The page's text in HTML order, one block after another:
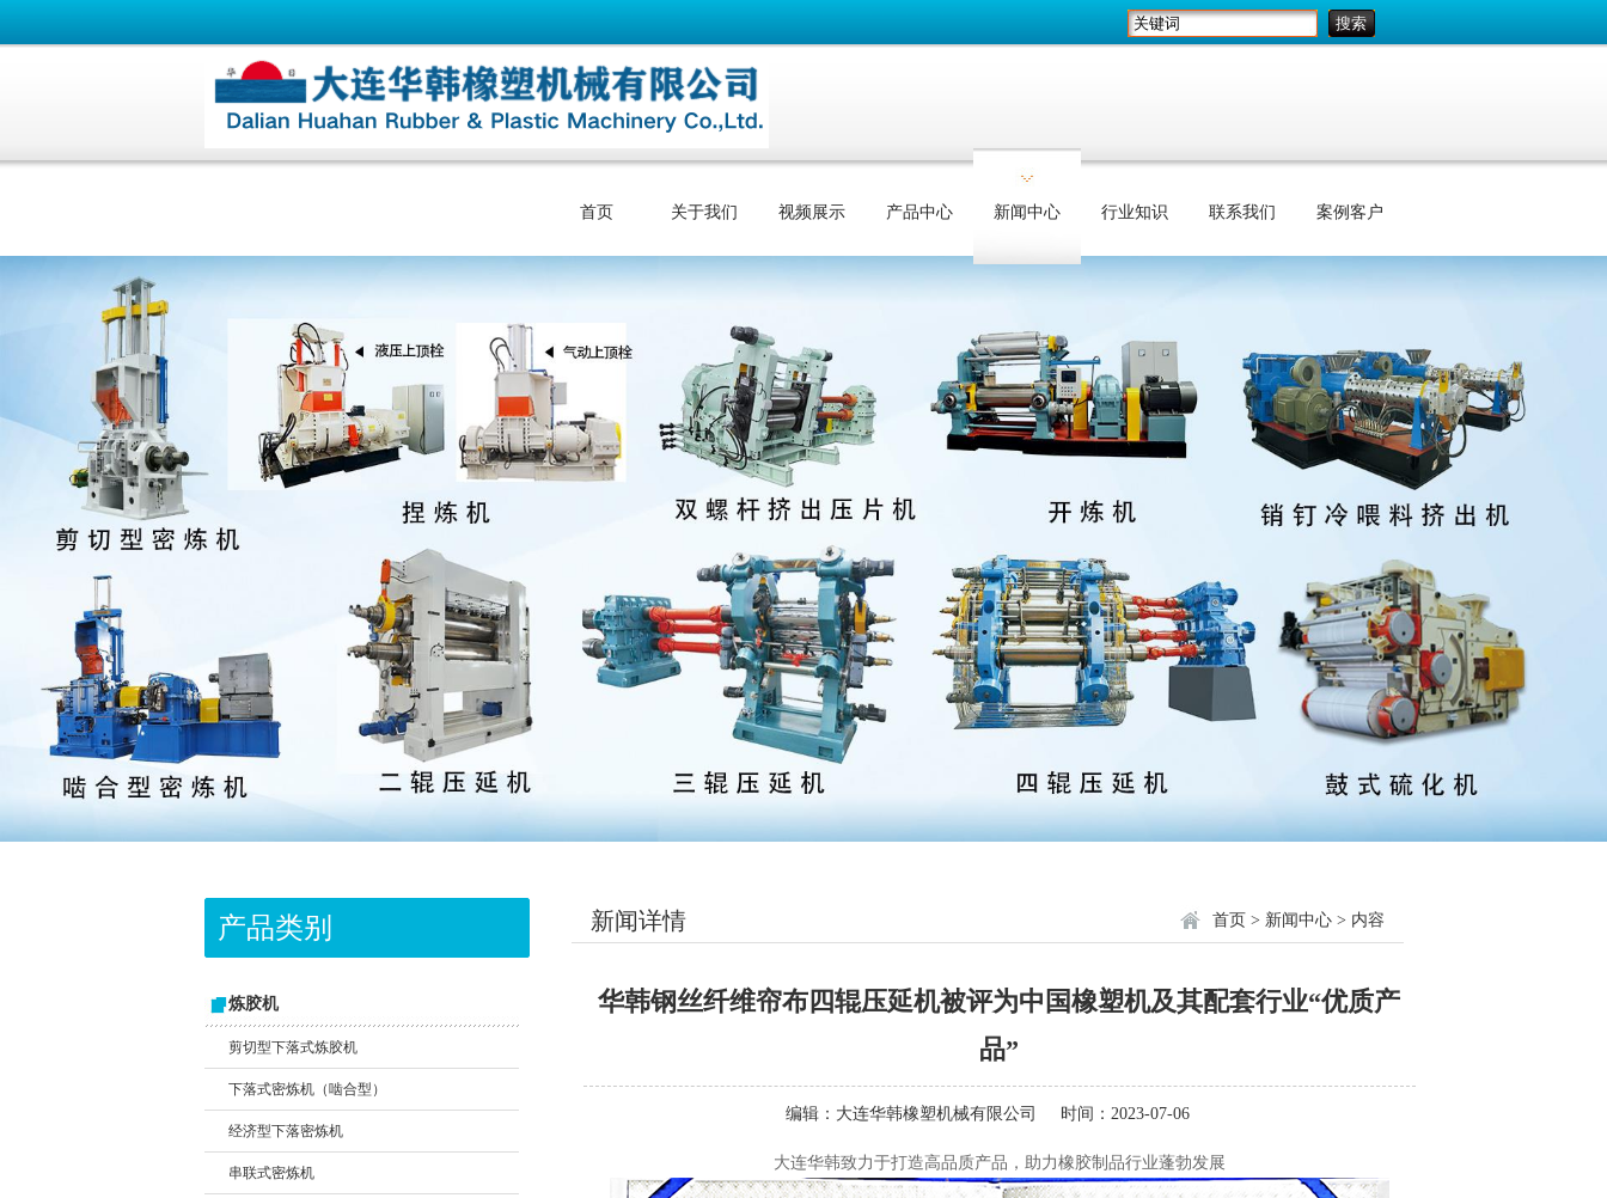
首页 关于我们 视频展示 产品中心 新闻中心 行业知识 联系我们 案例客户
产品类别
炼胶机
剪切型下落式炼胶机
下落式密炼机（啮合型）
经济型下落密炼机
串联式密炼机
新闻详情 首页 > 新闻中心> 内容
华韩钢丝纤维帘布四辊压延机被评为中国橡塑机及其配套行业“优质产
品”
编辑： 大连华韩橡塑机械有限公司 时间：2023-07-06
大连华韩致力于打造高品质产品，助力橡胶制品行业蓬勃发展